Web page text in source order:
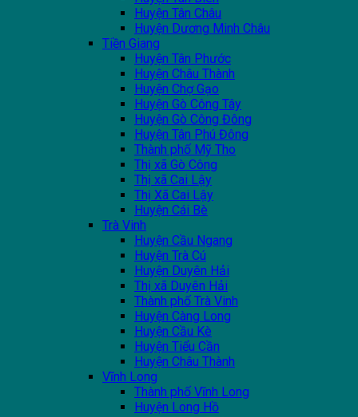
Huyện Tân Châu
Huyện Dương Minh Châu
Tiền Giang
Huyện Tân Phước
Huyện Châu Thành
Huyện Chợ Gạo
Huyện Gò Công Tây
Huyện Gò Công Đông
Huyện Tân Phú Đông
Thành phố Mỹ Tho
Thị xã Gò Công
Thị xã Cai Lậy
Thị Xã Cai Lậy
Huyện Cái Bè
Trà Vinh
Huyện Cầu Ngang
Huyện Trà Cú
Huyện Duyên Hải
Thị xã Duyên Hải
Thành phố Trà Vinh
Huyện Càng Long
Huyện Cầu Kè
Huyện Tiểu Cần
Huyện Châu Thành
Vĩnh Long
Thành phố Vĩnh Long
Huyện Long Hồ